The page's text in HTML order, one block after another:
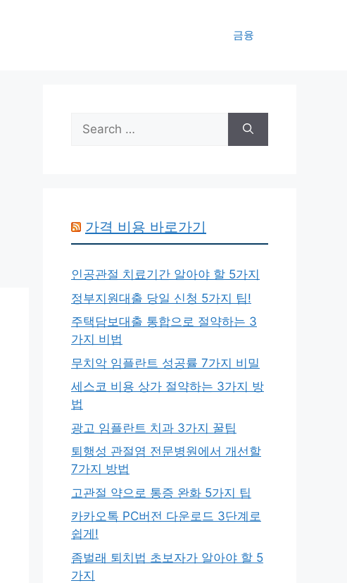
금융
Search
for:
가격 비용 바로가기
인공관절 치료기간 알아야 할 5가지
정부지원대출 당일 신청 5가지 팁!
주택담보대출 통합으로 절약하는 3
가지 비법
무치악 임플란트 성공률 7가지 비밀
세스코 비용 상가 절약하는 3가지 방
법
광고 임플란트 치과 3가지 꿀팁
퇴행성 관절염 전문병원에서 개선할
7가지 방법
고관절 약으로 통증 완화 5가지 팁
카카오톡 PC버전 다운로드 3단계로
쉽게!
좀벌래 퇴치법 초보자가 알아야 할 5
가지